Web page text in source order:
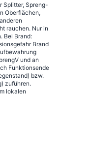
Splitter, Spreng-
Oberflächen,
rauchen. Nur in
Bei Brand:
Brand
und an
Funktionsende
bzw.
zuführen.
lokalen